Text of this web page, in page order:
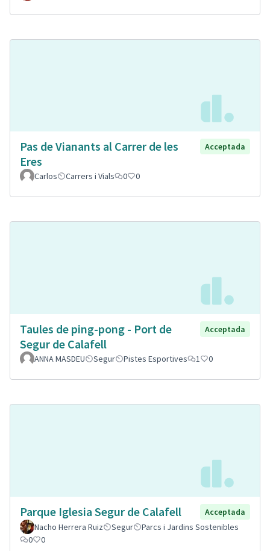
Pas de Vianants al Carrer de les
Eres
Acceptada
Carlos Carrers i Vials 0 0
Taules de ping-pong - Port de
Segur de Calafell
Acceptada
ANNA MASDEU Segur Pistes Esportives 1 0
Parque Iglesia Segur de Calafell
Acceptada
Nacho Herrera Ruiz
Segur
Parcs i Jardins Sostenibles
0
0